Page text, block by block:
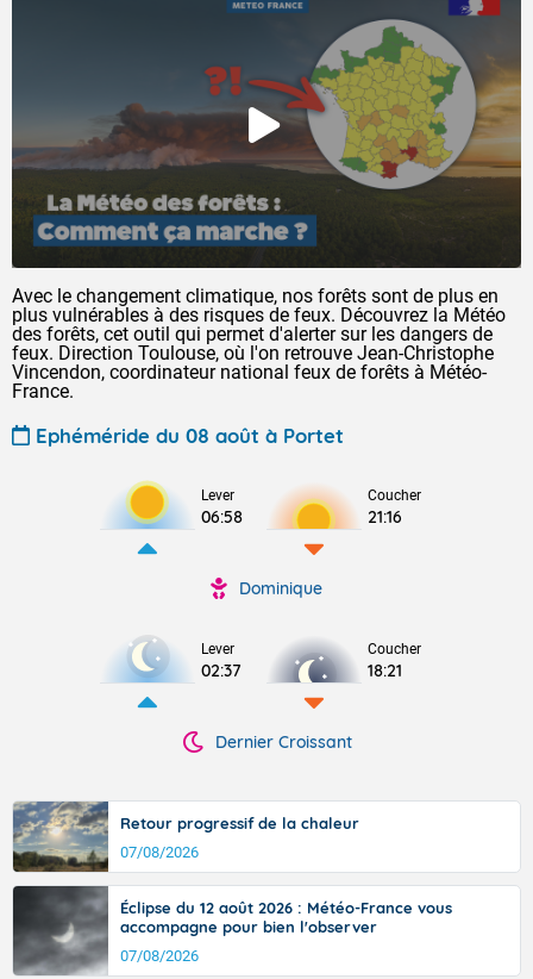
Avec le changement climatique, nos forêts sont de plus en
plus vulnérables à des risques de feux. Découvrez la Météo
des forêts, cet outil qui permet d'alerter sur les dangers de
feux. Direction Toulouse, où l'on retrouve Jean-Christophe
Vincendon, coordinateur national feux de forêts à Météo-
France.
Ephéméride du 08 août à Portet
Lever
06:58
Coucher
21:16
Dominique
Lever
02:37
Coucher
18:21
Dernier Croissant
Retour progressif de la chaleur
07/08/2026
Éclipse du 12 août 2026 : Météo-France vous
accompagne pour bien l'observer
07/08/2026